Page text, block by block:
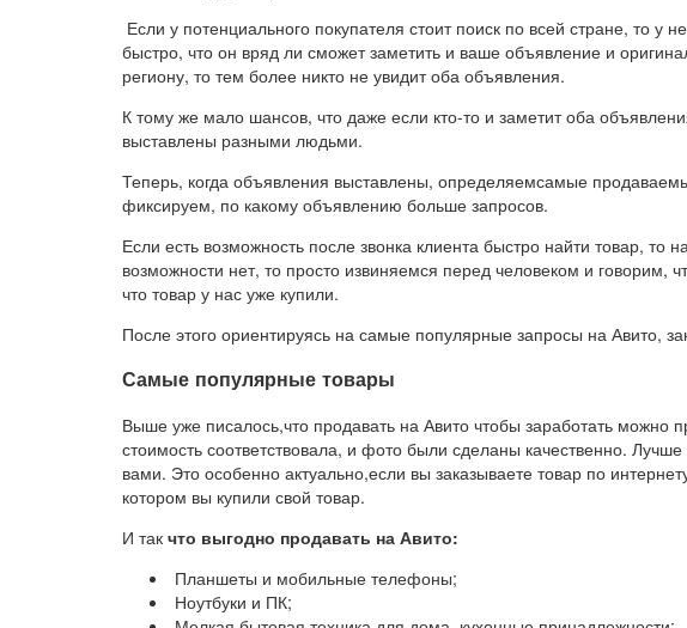
Если у потенциального покупателя стоит поиск по всей стране, то у
быстро, что он вряд ли сможет заметить и ваше объявление и
региону, то тем более никто не увидит оба объявления.
К тому же мало шансов, что даже если кто-то и заметит оба
выставлены разными людьми.
Теперь, когда объявления выставлены, определяемсамые
фиксируем, по какому объявлению больше запросов.
Если есть возможность после звонка клиента быстро найти товар, то
возможности нет, то просто извиняемся перед человеком и
что товар у нас уже купили.
После этого ориентируясь на самые популярные запросы на Авито,
Самые популярные товары
Выше уже писалось,что продавать на Авито чтобы заработать можно
стоимость соответствовала, и фото были сделаны качественно.
вами. Это особенно актуально,если вы заказываете товар по
котором вы купили свой товар.
И так что выгодно продавать на Авито:
Планшеты и мобильные телефоны;
Ноутбуки и ПК;